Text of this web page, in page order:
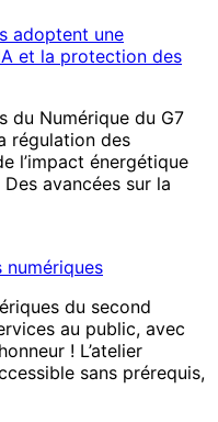
adoptent une
et la protection des
du Numérique du G7
régulation des
l’impact énergétique
avancées sur la
numériques
du second
au public, avec
! L’atelier
sans prérequis,